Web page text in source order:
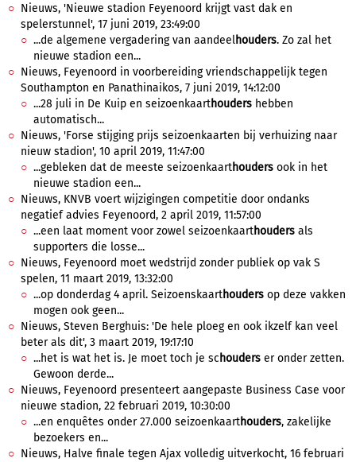
Nieuws, 'Nieuwe stadion Feyenoord krijgt vast dak en
spelerstunnel', 17 juni 2019, 23:49:00
...de algemene vergadering van aandeelhouders. Zo zal het
nieuwe stadion een...
Nieuws, Feyenoord in voorbereiding vriendschappelijk tegen
Southampton en Panathinaikos, 7 juni 2019, 14:12:00
...28 juli in De Kuip en seizoenkaarthouders hebben
automatisch...
Nieuws, 'Forse stijging prijs seizoenkaarten bij verhuizing naar
nieuw stadion', 10 april 2019, 11:47:00
...gebleken dat de meeste seizoenkaarthouders ook in het
nieuwe stadion een...
Nieuws, KNVB voert wijzigingen competitie door ondanks
negatief advies Feyenoord, 2 april 2019, 11:57:00
...een laat moment voor zowel seizoenkaarthouders als
supporters die losse...
Nieuws, Feyenoord moet wedstrijd zonder publiek op vak S
spelen, 11 maart 2019, 13:32:00
...op donderdag 4 april. Seizoenskaarthouders op deze vakken
mogen ook geen...
Nieuws, Steven Berghuis: 'De hele ploeg en ook ikzelf kan veel
beter als dit', 3 maart 2019, 19:17:10
...het is wat het is. Je moet toch je sc houders er onder zetten.
Gewoon derde...
Nieuws, Feyenoord presenteert aangepaste Business Case voor
nieuwe stadion, 22 februari 2019, 10:30:00
...en enquêtes onder 27.000 seizoenkaarthouders, zakelijke
bezoekers en...
Nieuws, Halve finale tegen Ajax volledig uitverkocht, 16 februari